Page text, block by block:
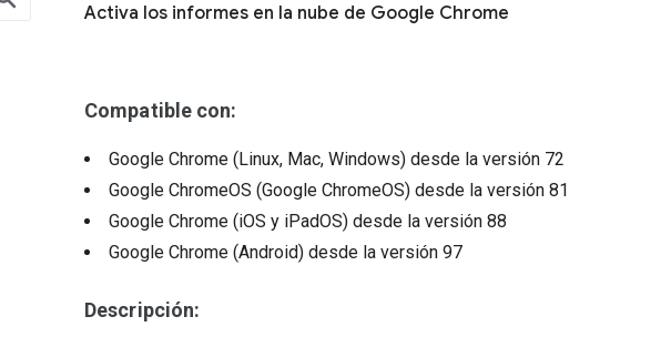
Activa los informes en la nube de Google Chrome
Compatible con:
Google Chrome (Linux, Mac, Windows) desde la versión 72
Google ChromeOS (Google ChromeOS) desde la versión 81
Google Chrome (iOS y iPadOS) desde la versión 88
Google Chrome (Android) desde la versión 97
Descripción: